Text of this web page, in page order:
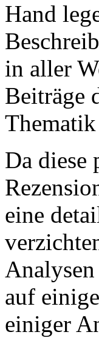
Hand
in aller
Beiträge
Da diese
eine
auf
einiger